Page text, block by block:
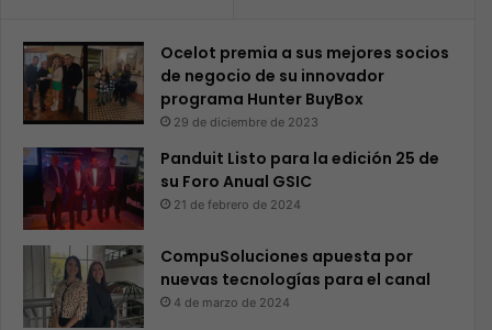
Ocelot premia a sus mejores socios
de negocio de su innovador
programa Hunter BuyBox
29 de diciembre de 2023
Panduit Listo para la edición 25 de
su Foro Anual GSIC
21 de febrero de 2024
CompuSoluciones apuesta por
nuevas tecnologías para el canal
4 de marzo de 2024